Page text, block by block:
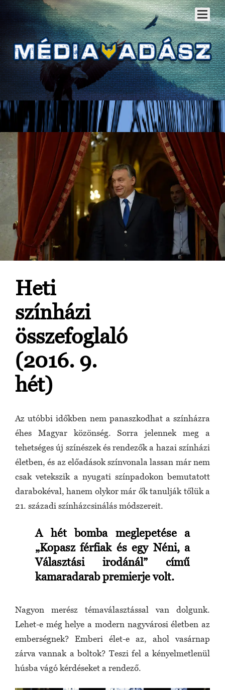
Heti
színházi
összefoglaló
(2016. 9.
hét)
Az utóbbi időkben nem panaszkodhat a színházra
éhes Magyar közönség. Sorra jelennek meg a
tehetséges új színészek és rendezők a hazai színházi
életben, és az előadások színvonala lassan már nem
csak vetekszik a nyugati színpadokon bemutatott
darabokéval, hanem olykor már ők tanulják tőlük a
21. századi színházcsinálás módszereit.
A hét bomba meglepetése a
„Kopasz férfiak és egy Néni, a
Választási irodánál” című
kamaradarab premierje volt.
Nagyon merész témaválasztással van dolgunk.
Lehet-e még helye a modern nagyvárosi életben az
emberségnek? Emberi élet-e az, ahol vasárnap
zárva vannak a boltok? Teszi fel a kényelmetlenül
húsba vágó kérdéseket a rendező.